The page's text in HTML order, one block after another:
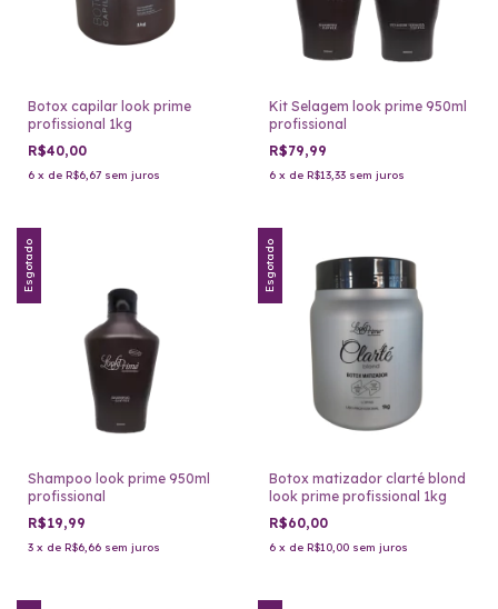
Botox capilar look prime
profissional 1kg
R$40,00
6 x de R$6,67 sem juros
Kit Selagem look prime 950ml
profissional
R$79,99
6 x de R$13,33 sem juros
Esgotado
Shampoo look prime 950ml
profissional
R$19,99
3 x de R$6,66 sem juros
Esgotado
Botox matizador clarté blond
look prime profissional 1kg
R$60,00
6 x de R$10,00 sem juros